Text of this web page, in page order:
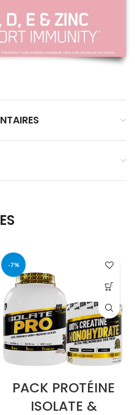
-7%
PACK PROTÉINE
ISOLATE &